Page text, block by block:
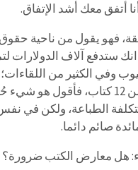
أتفق معك أشد الإتفاق.
فهو يقول من ناحية
آلاف الدولارات
وفي الكثير من
فيقولون، وكيف تستمر أنت في النشر ولديك أكثر
الطباعة، ولكن في
صائم دائما.
هل معارض الكتب ضرورة؟